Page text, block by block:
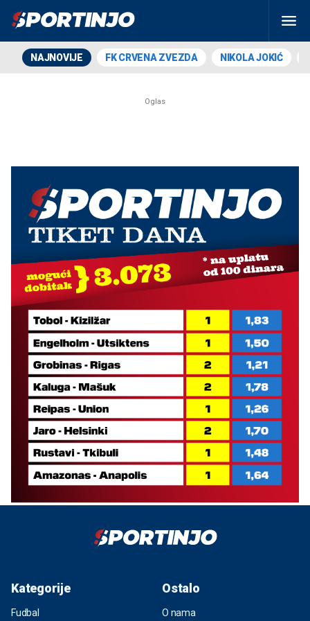
NAJNOVIJE FK CRVENA ZVEZDA NIKOLA JOKIĆ
Kategorije
Fudbal
Ostalo
O nama